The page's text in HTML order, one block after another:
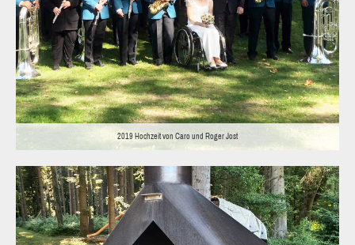
2019 Hochzeit von Caro und Roger Jost